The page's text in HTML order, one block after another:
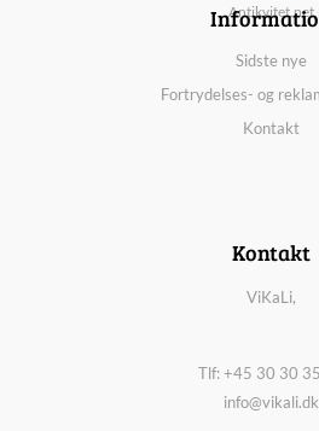
Antikvitet.net
Sidste nye
Fortrydelses- og
Kontakt
Kontakt
ViKaLi,
Tlf: +45 30 30
info@vikali.dk